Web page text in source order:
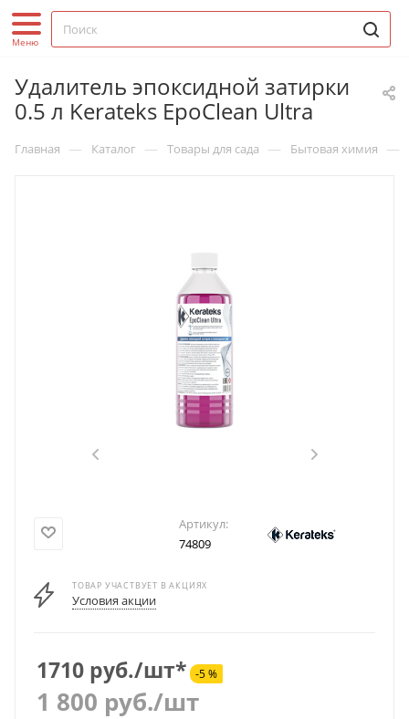
Удалитель эпоксидной затирки
0.5 л Kerateks EpoClean Ultra
Главная — Каталог — Товары для сада — Бытовая химия —
Артикул:
74809
ТОВАР УЧАСТВУЕТ В АКЦИЯХ
Условия акции
1710 руб./шт* -5 %
1 800 руб./шт